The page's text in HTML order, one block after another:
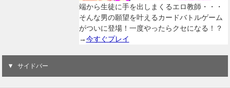
端から生徒に手を出しまくるエロ教師・・・
そんな男の願望を叶えるカードバトルゲーム
がついに登場！一度やったらクセになる！？
→今すぐプレイ
サイドバー